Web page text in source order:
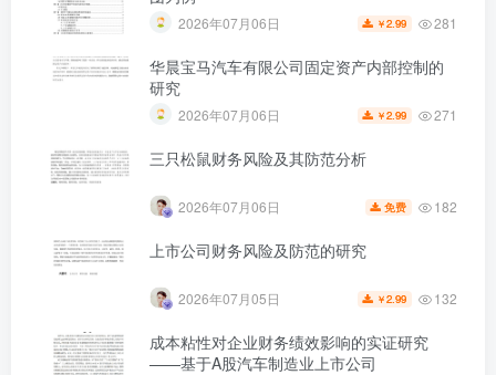
第5页 / 共44页
2026年07月06日 ￥2.99 281
华晨宝马汽车有限公司固定资产内部控制的
研究
2026年07月06日 ￥2.99 271
三只松鼠财务风险及其防范分析
2026年07月06日 免费 182
上市公司财务风险及防范的研究
2026年07月05日 ￥2.99 132
成本粘性对企业财务绩效影响的实证研究
——基于A股汽车制造业上市公司